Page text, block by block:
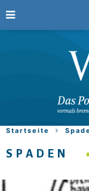
Startseite
SPADEN